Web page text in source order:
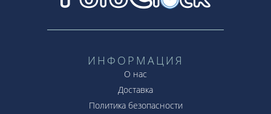
ИНФОРМАЦИЯ
О нас
Доставка
Политика безопасности